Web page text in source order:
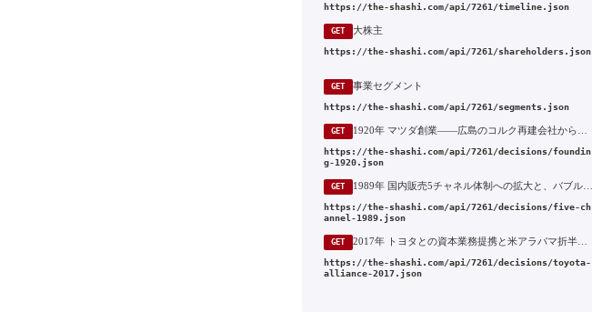
https://the-shashi.com/api/7261/timeline.json
GET 大株主
https://the-shashi.com/api/7261/shareholders.json
GET 事業セグメント
https://the-shashi.com/api/7261/segments.json
GET
https://the-shashi.com/api/7261/decisions/foundin
g-1920.json
GET 1989年 国内販売5チャネル体制への拡大と、バブル崩壊後の破綻
https://the-shashi.com/api/7261/decisions/five-ch
annel-1989.json
GET 2017年 トヨタとの資本業務提携と米アラバマ折半合弁の設立
https://the-shashi.com/api/7261/decisions/toyota-
alliance-2017.json